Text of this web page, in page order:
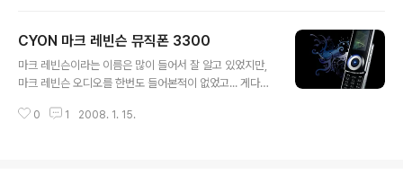
린에 아이콘으로 지정해 둘수 있음. (Zoom 한 페이지 자
체를 기억해 둘 수 있음.) - Customize home screen :
홈스크린의 메뉴 아이콘을 길게 누르고 있으면, 모든 아이
위치에 마음대로 메뉴 아이콘 세팅 가능함. - SMS multip
CYON 마크 레빈슨 뮤직폰 3300
마크 레빈슨이라는 이름은 많이 들어서 잘 알고 있었지만,
마크 레빈슨 오디오를 한번도 들어본적이 없었고... 게다
에 CYON 3300 마크 레빈슨 뮤직폰이 출시되었다는 소
0 1 2008. 1. 15.